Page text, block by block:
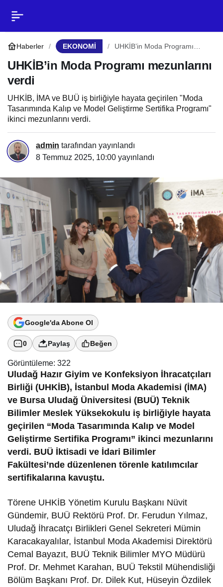
Haberler EKONOMİ
UHKİB’in Moda Programı
UHKİB’in Moda Programı mezunlarını
verdi
UHKİB, İMA ve BUÜ iş birliğiyle hayata geçirilen "Moda
Tasarımında Kalıp ve Model Geliştirme Sertifika Programı"
ikinci mezunlarını verdi.
admin tarafından yayınlandı
8 Temmuz 2025, 10:00 yayınlandı
Google'da Abone Ol
0 Paylaş Beğen
Görüntüleme: 322
Uludağ Hazır Giyim ve Konfeksiyon İhracatçıları
Birliği (UHKİB), İstanbul Moda Akademisi (İMA)
ve Bursa Uludağ Üniversitesi (BUÜ) Teknik
Bilimler Meslek Yüksekokulu iş birliğiyle hayata
geçirilen “Moda Tasarımında Kalıp ve Model
Geliştirme Sertifika Programı” ikinci mezunlarını
verdi. BUÜ İktisadi ve İdari Bilimler
Fakültesi’nde düzenlenen törenle katılımcılar
sertifikalarına kavuştu.
Törene UHKİB Yönetim Kurulu Başkanı Nüvit
Gündemir, BUÜ Rektörü Prof. Dr. Ferudun Yılmaz,
Uludağ İhracatçı Birlikleri Genel Sekreteri Mümin
Karacakayalılar, İstanbul Moda Akademisi Direktörü
Cemal Bayazıt, BUÜ Teknik Bilimler MYO Müdürü
Prof. Dr. Mehmet Karahan, BUÜ Tekstil Mühendisliği
Bölüm Başkanı Prof. Dr. Dilek Kut, Hüseyin Özdilek
UHKİB’in Moda Programı
mezunlarını verdi